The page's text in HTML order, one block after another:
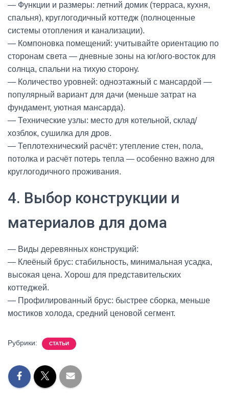
— Функции и размеры: летний домик (терраса, кухня,
спальня), круглогодичный коттедж (полноценные
системы отопления и канализации).
— Компоновка помещений: учитывайте ориентацию по
сторонам света — дневные зоны на юг/юго-восток для
солнца, спальни на тихую сторону.
— Количество уровней: одноэтажный с мансардой —
популярный вариант для дачи (меньше затрат на
фундамент, уютная мансарда).
— Технические узлы: место для котельной, склад/
хозблок, сушилка для дров.
— Теплотехнический расчёт: утепление стен, пола,
потолка и расчёт потерь тепла — особенно важно для
круглогодичного проживания.
4. Выбор конструкции и
материалов для дома
— Виды деревянных конструкций:
— Клеёный брус: стабильность, минимальная усадка,
высокая цена. Хорош для представительских
коттеджей.
— Профилированный брус: быстрее сборка, меньше
мостиков холода, средний ценовой сегмент.
Рубрики: СТАТЬИ